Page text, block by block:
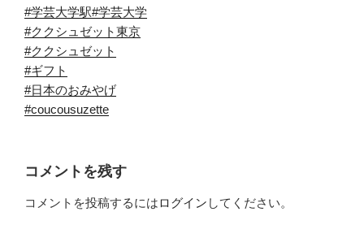
#学芸大学駅#学芸大学
#ククシュゼット東京
#ククシュゼット
#ギフト
#日本のおみやげ
#coucousuzette
コメントを残す
コメントを投稿するにはログイン してください。